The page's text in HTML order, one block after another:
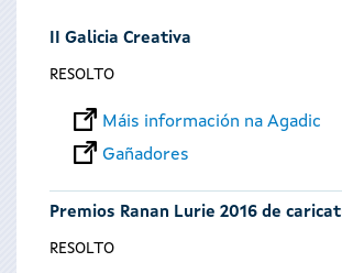
aquíII Galicia Creativa
RESOLTO
Máis información na Agadic
Gañadores
Premios Ranan Lurie 2016 de
RESOLTO